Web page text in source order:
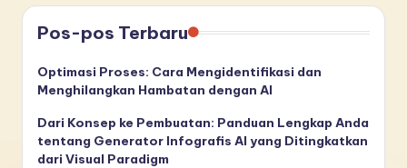
Pos-pos Terbaru
Optimasi Proses: Cara Mengidentifikasi dan
Menghilangkan Hambatan dengan AI
Dari Konsep ke Pembuatan: Panduan Lengkap Anda
tentang Generator Infografis AI yang Ditingkatkan
dari Visual Paradigm